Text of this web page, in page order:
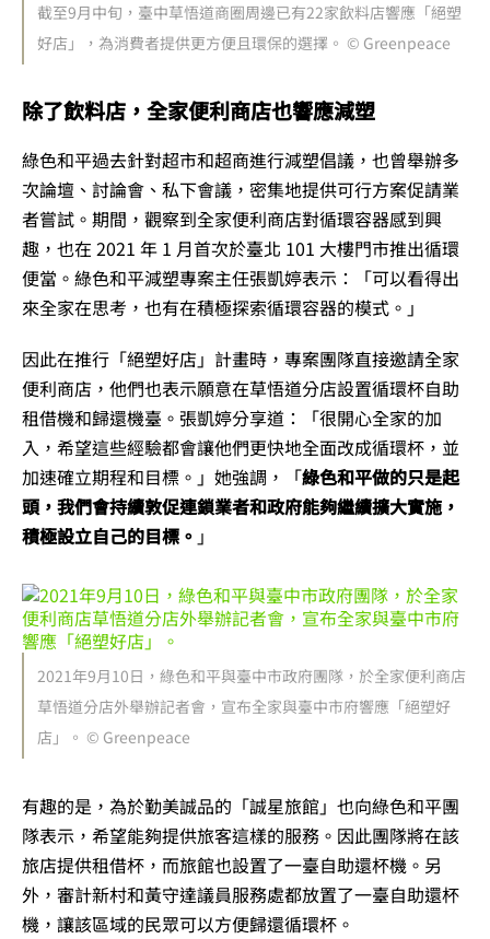
截至9月中旬，臺中草悟道商圈周邊已有22家飲料店響應「絕塑
好店」，為消費者提供更方便且環保的選擇。 © Greenpeace
除了飲料店，全家便利商店也響應減塑
綠色和平過去針對超市和超商進行減塑倡議，也曾舉辦多
次論壇、討論會、私下會議，密集地提供可行方案促請業
者嘗試。期間，觀察到全家便利商店對循環容器感到興
趣，也在 2021 年 1 月首次於臺北 101 大樓門市推出循環
便當。綠色和平減塑專案主任張凱婷表示：「可以看得出
來全家在思考，也有在積極探索循環容器的模式。」
因此在推行「絕塑好店」計畫時，專案團隊直接邀請全家
便利商店，他們也表示願意在草悟道分店設置循環杯自助
租借機和歸還機臺。張凱婷分享道：「很開心全家的加
入，希望這些經驗都會讓他們更快地全面改成循環杯，並
加速確立期程和目標。」她強調，「綠色和平做的只是起
頭，我們會持續敦促連鎖業者和政府能夠繼續擴大實施，
積極設立自己的目標。 」
2021年9月10日，綠色和平與臺中市政府團隊，於全家便利商店
草悟道分店外舉辦記者會，宣布全家與臺中市府響應「絕塑好
店」。 © Greenpeace
有趣的是，為於勤美誠品的「誠星旅館」也向綠色和平團
隊表示，希望能夠提供旅客這樣的服務。因此團隊將在該
旅店提供租借杯，而旅館也設置了一臺自助還杯機。另
外，審計新村和黃守達議員服務處都放置了一臺自助還杯
機，讓該區域的民眾可以方便歸還循環杯。